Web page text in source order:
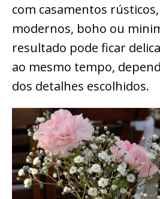
com casamentos rústicos,
modernos, boho ou
resultado pode ficar
ao mesmo tempo,
dos detalhes escolhidos.